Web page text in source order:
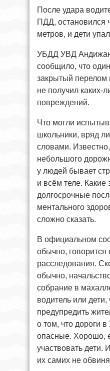
После удара
ПДД, остановился
метров, и дети
УБДД УВД
сообщило, что
закрытый перелом
не получил каких-
повреждений.
Что могли
школьники, вряд
словами.
небольшого
у людей бывает
и всём теле. Какие
долгосрочные
ментального
сложно сказать.
В официальном
обычно, говорится
расследования.
обычно,
собрание в
водитель или дети,
предупредить
о том, что дороги в
опасные. Хорошо,
участвовать дети.
их самих не